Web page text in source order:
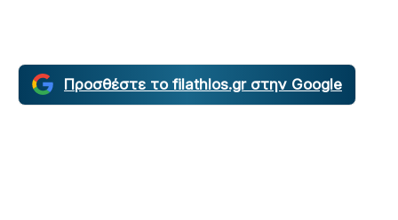
Προσθέστε το filathlos.gr στην Google